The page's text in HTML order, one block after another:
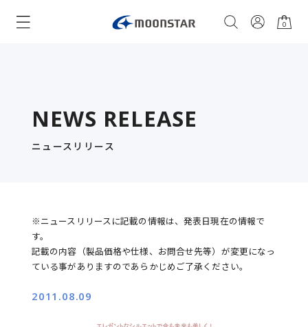
0
NEWS RELEASE
ニュースリリース
※ニュースリリースに記載の情報は、発表日現在の情報で
す。
記載の内容（製品価格や仕様、お問合せ先等）が変更になっ
ている事がありますのであらかじめご了承ください。
2011.08.09